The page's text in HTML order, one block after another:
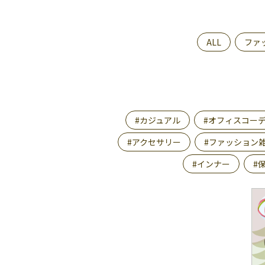
ALL ファ
#カジュアル #オフィスコー
#アクセサリー
#ファッション
#インナー
#